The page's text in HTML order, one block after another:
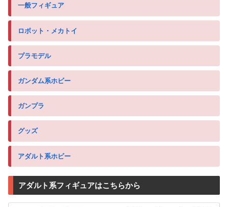
一般フィギュア
ロボット・メカトイ
プラモデル
ガンダム系ホビー
ガンプラ
グッズ
アダルト系ホビー
アダルト系フィギュアはこちらから